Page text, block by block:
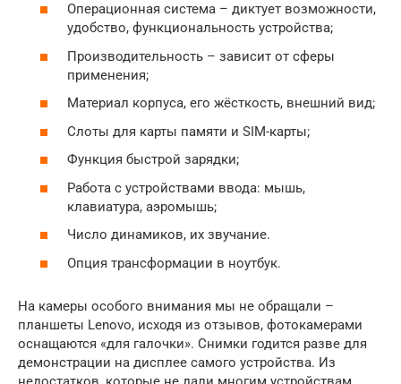
Операционная система – диктует возможности,
удобство, функциональность устройства;
Производительность – зависит от сферы
применения;
Материал корпуса, его жёсткость, внешний вид;
Слоты для карты памяти и SIM-карты;
Функция быстрой зарядки;
Работа с устройствами ввода: мышь,
клавиатура, аэромышь;
Число динамиков, их звучание.
Опция трансформации в ноутбук.
На камеры особого внимания мы не обращали –
планшеты Lenovo, исходя из отзывов, фотокамерами
оснащаются «для галочки». Снимки годится разве для
демонстрации на дисплее самого устройства. Из